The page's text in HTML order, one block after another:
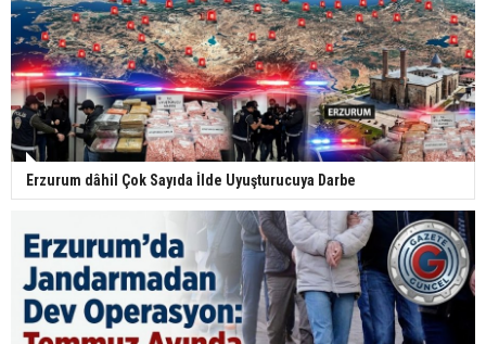
Erzurum dâhil Çok Sayıda İlde Uyuşturucuya Darbe